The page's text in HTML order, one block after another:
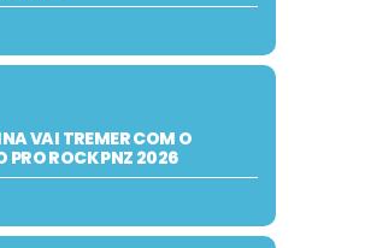
VAI TREMER COM O
PRO ROCK PNZ 2026